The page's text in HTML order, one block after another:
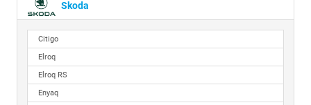
Skoda
Citigo
Elroq
Elroq RS
Enyaq